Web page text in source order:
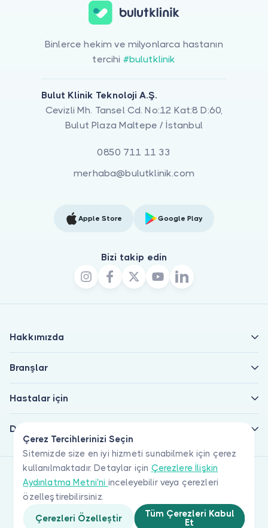
Çerez Tercihlerinizi Seçin
Sitemizde size en iyi hizmeti sunabilmek için çerez
kullanılmaktadır. Detaylar için Çerezlere İlişkin
Aydınlatma Metni'ni inceleyebilir veya çerezleri
özelleştirebilirsiniz.
Çerezleri Özelleştir
Tüm Çerezleri Kabul
Et
Binlerce hekim ve milyonlarca hastanın
tercihi #bulutklinik
Bulut Klinik Teknoloji A.Ş.
Cevizli Mh. Tansel Cd. No:12 Kat:8 D:60,
Bulut Plaza Maltepe / İstanbul
0850 711 11 33
merhaba@bulutklinik.com
Apple Store Google Play
Bizi takip edin
Hakkımızda
Branşlar
Hastalar için
Doktorlar için